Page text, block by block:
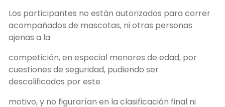
Los participantes no están autorizados para correr
acompañados de mascotas, ni otras personas
ajenas a la
competición, en especial menores de edad, por
cuestiones de seguridad, pudiendo ser
descalificados por este
motivo, y no figurarían en la clasificación final ni